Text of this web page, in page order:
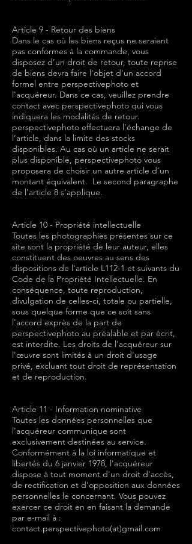
Article 9 - Retour des biens
Dans le cas où les biens reçus ne seraient
pas conformes à la commande, vous
disposez d’un droit de retour, toute reprise
de biens devra faire l'objet d'un accord
formel entre perspectivephoto et
l'acquéreur. Dans ce cas, veuillez prendre
contact avec perspectivephoto qui vous
indiquera les modalités de retour.
perspectivephoto effectuera l’échange de
l’article, dans la limite des stocks
disponibles. Au cas où un article ne serait
plus disponible, perspectivephoto vous
proposera de choisir un autre article d’un
montant équivalent. Le second paragraphe
de l'article 8 s'applique.
Article 10 - Propriété intellectuelle
Toutes les photographies présentes sur ce
site sont la propriété de leur auteur, elles
constituent des oeuvres au sens des
dispositions de l'article L112-1 et suivants du
Code de la Propriété Intellectuelle. En
conséquence, toute reproduction,
divulgation de celles-ci, totale ou partielle,
sous quelque forme que ce soit sans
l'accord exprès de la part de
perspectivephoto au préalable et par écrit,
est interdite. Les droits de l'acquéreur sur
l'œuvre sont limités à un droit d'usage
privé, excluant tout droit de représentation
et de reproduction.
Article 11 - Information nominative
Toutes les données personnelles que
l'acquéreur communique sont
exclusivement destinées au service.
Conformément à la loi informatique et
libertés du 6 janvier 1978, l'acquéreur
dispose à tout moment d'un droit d'accès,
de rectification et d'opposition aux données
personnelles le concernant. Vous pouvez
exercer ce droit en en faisant la demande
par e-mail à :
contact.perspectivephoto(at)gmail.com